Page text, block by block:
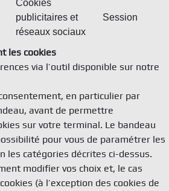
Cookies
publicitaires et
réseaux sociaux
Session
les cookies
via l’outil disponible sur notre
en particulier par
avant de permettre
sur votre terminal. Le bandeau
pour vous de paramétrer les
les catégories décrites ci-dessus.
modifier vos choix et, le cas
(à l’exception des cookies de